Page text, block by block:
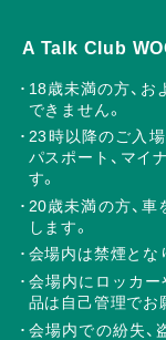
A Talk Club
18歳未満の方、
できません。
23時以降のご入場
パスポート、マイ
す。
20歳未満の方、
します。
会場内は禁煙とな
会場内にロッカー
品は自己管理でお
会場内での紛失、